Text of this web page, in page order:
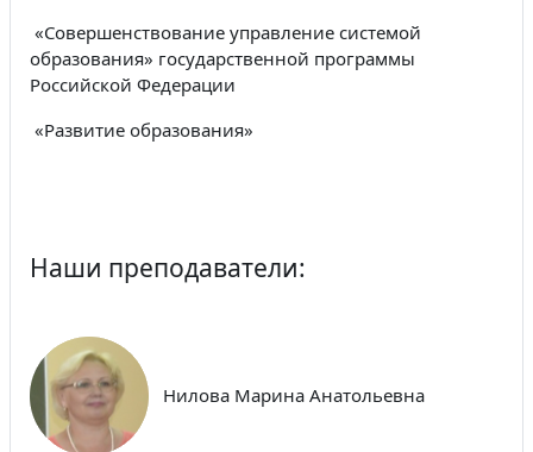
«Совершенствование управление системой
образования» государственной программы
Российской Федерации
«Развитие образования»
Наши преподаватели:
Нилова Марина Анатольевна